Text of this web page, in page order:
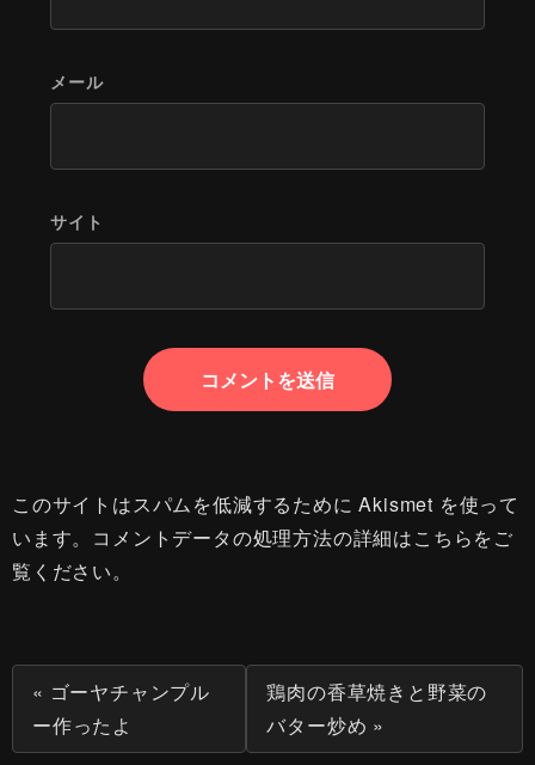
メール
サイト
このサイトはスパムを低減するために Akismet を使って
います。 コメントデータの処理方法の詳細はこちらをご
覧ください。
« ゴーヤチャンプル
ー作ったよ
鶏肉の香草焼きと野菜の
バター炒め »